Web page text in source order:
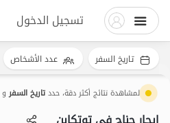
تسجيل الدخول
لمشاهدة نتائج أكثر دقة، حددتاريخ السفرو
تاريخ السفر عدد الأشخاص